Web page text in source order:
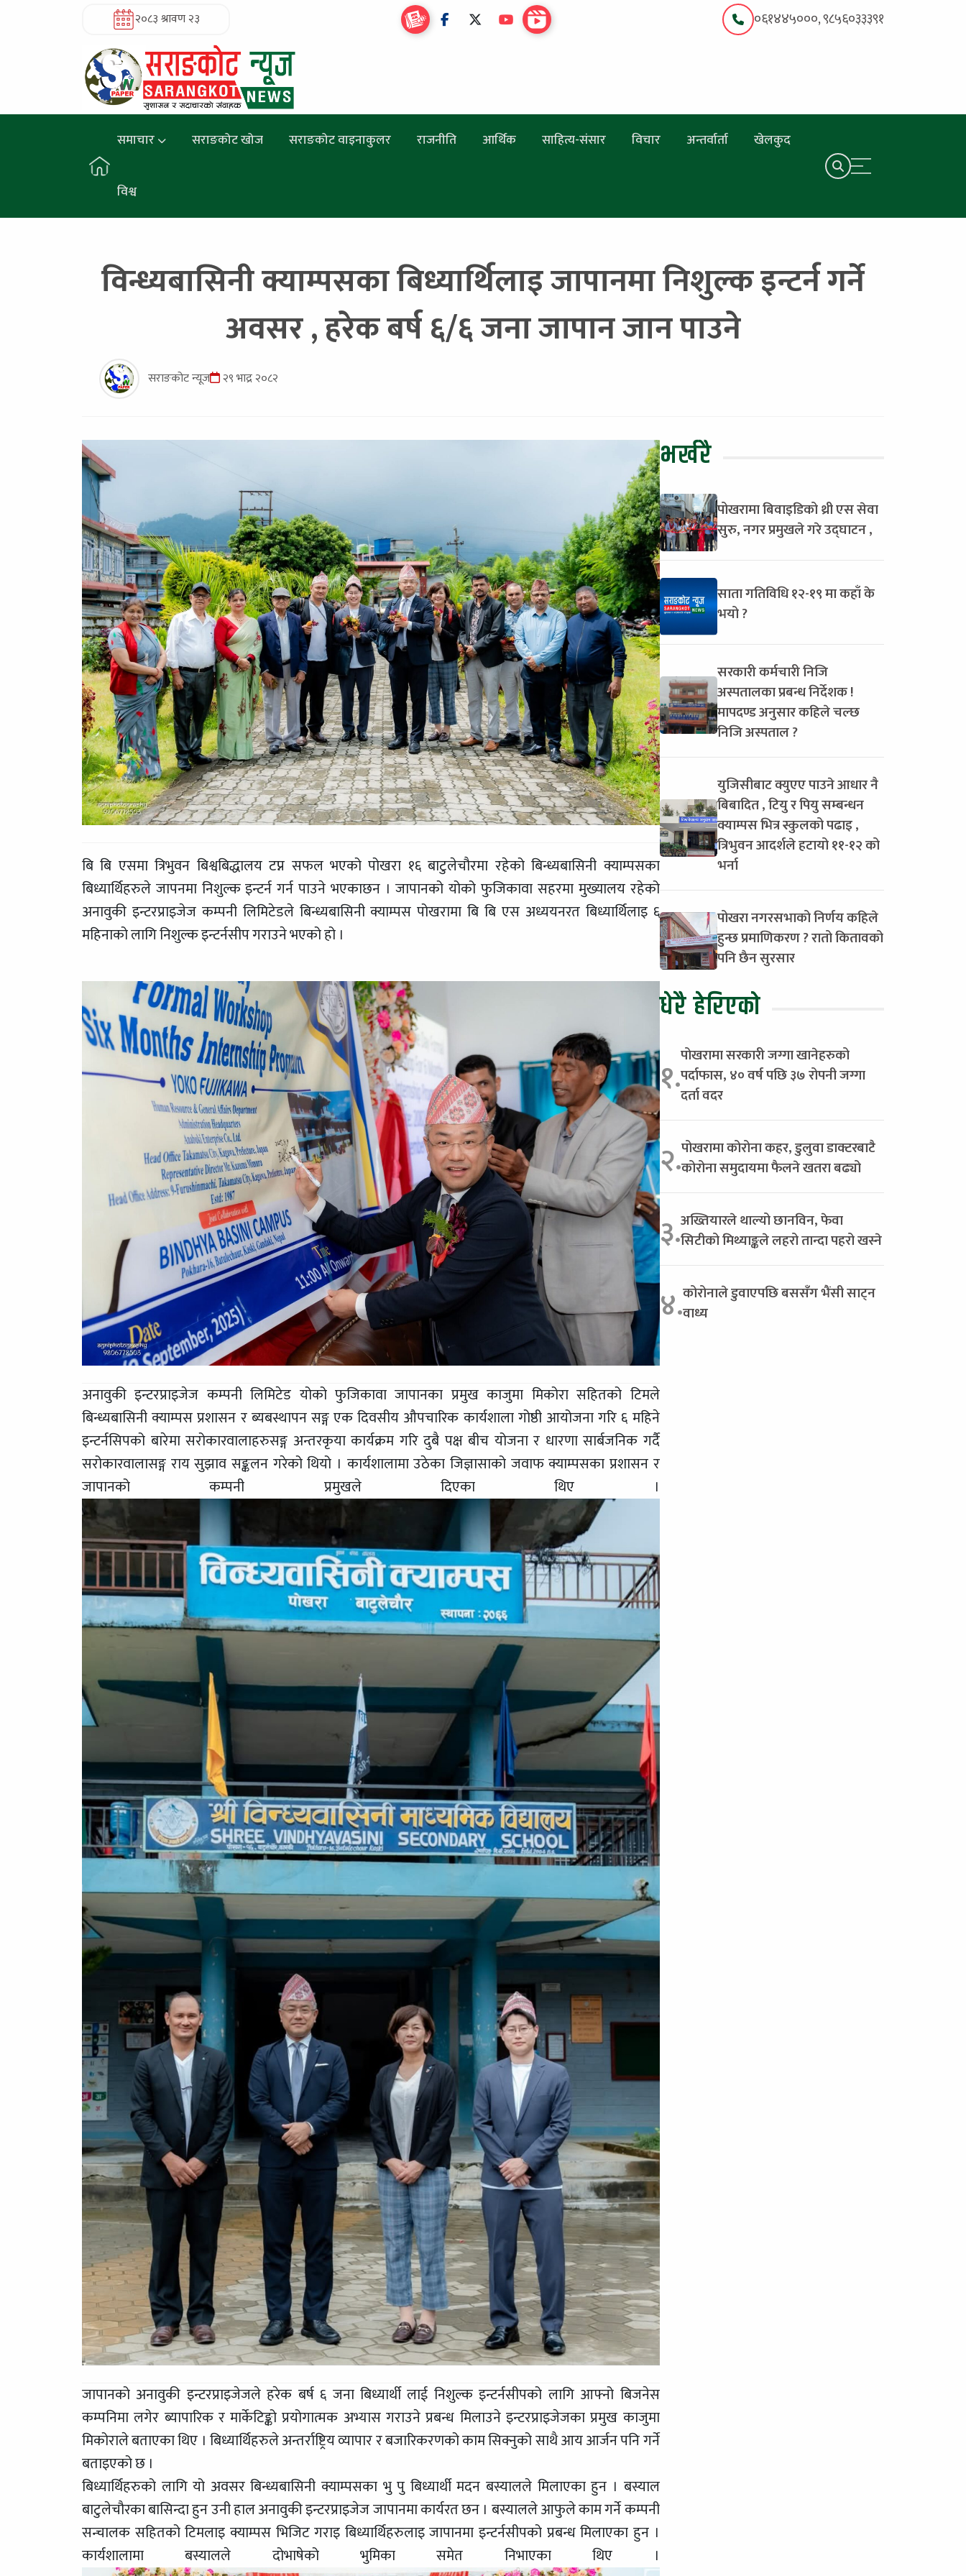
२०८३ श्रावण २३ ०६१४४५०००, ९८५६०३३३९१
समाचार सराङकोट खोज सराङकोट वाइनाकुलर राजनीति आर्थिक साहित्य-संसार विचार अन्तर्वार्ता खेलकुद
विश्व
विन्ध्यबासिनी क्याम्पसका बिध्यार्थिलाइ जापानमा निशुल्क इन्टर्न गर्ने
अवसर , हरेक बर्ष ६/६ जना जापान जान पाउने
सराङकोट न्यूज २९ भाद्र २०८२
बि बि एसमा त्रिभुवन बिश्वबिद्धालय टप्न सफल भएको पोखरा १६ बाटुलेचौरमा रहेको बिन्ध्यबासिनी क्याम्पसका
बिध्यार्थिहरुले जापनमा निशुल्क इन्टर्न गर्न पाउने भएकाछन । जापानको योको फुजिकावा सहरमा मुख्यालय रहेको
अनावुकी इन्टरप्राइजेज कम्पनी लिमिटेडले बिन्ध्यबासिनी क्याम्पस पोखरामा बि बि एस अध्ययनरत बिध्यार्थिलाइ ६
महिनाको लागि निशुल्क इन्टर्नसीप गराउने भएको हो ।
अनावुकी इन्टरप्राइजेज कम्पनी लिमिटेड योको फुजिकावा जापानका प्रमुख काजुमा मिकोरा सहितको टिमले
बिन्ध्यबासिनी क्याम्पस प्रशासन र ब्यबस्थापन सङ्ग एक दिवसीय औपचारिक कार्यशाला गोष्ठी आयोजना गरि ६ महिने
इन्टर्नसिपको बारेमा सरोकारवालाहरुसङ्ग अन्तरकृया कार्यक्रम गरि दुबै पक्ष बीच योजना र धारणा सार्बजनिक गर्दै
सरोकारवालासङ्ग राय सुझाव सङ्कलन गरेको थियो । कार्यशालामा उठेका जिज्ञासाको जवाफ क्याम्पसका प्रशासन र
जापानको कम्पनी प्रमुखले दिएका थिए ।
जापानको अनावुकी इन्टरप्राइजेजले हरेक बर्ष ६ जना बिध्यार्थी लाई निशुल्क इन्टर्नसीपको लागि आफ्नो बिजनेस
कम्पनिमा लगेर ब्यापारिक र मार्केटिङ्को प्रयोगात्मक अभ्यास गराउने प्रबन्ध मिलाउने इन्टरप्राइजेजका प्रमुख काजुमा
मिकोराले बताएका थिए । बिध्यार्थिहरुले अन्तर्राष्ट्रिय व्यापार र बजारिकरणको काम सिक्नुको साथै आय आर्जन पनि गर्ने
बताइएको छ ।
बिध्यार्थिहरुको लागि यो अवसर बिन्ध्यबासिनी क्याम्पसका भु पु बिध्यार्थी मदन बस्यालले मिलाएका हुन । बस्याल
बाटुलेचौरका बासिन्दा हुन उनी हाल अनावुकी इन्टरप्राइजेज जापानमा कार्यरत छन । बस्यालले आफुले काम गर्ने कम्पनी
सन्चालक सहितको टिमलाइ क्याम्पस भिजिट गराइ बिध्यार्थिहरुलाइ जापानमा इन्टर्नसीपको प्रबन्ध मिलाएका हुन ।
कार्यशालामा बस्यालले दोभाषेको भुमिका समेत निभाएका थिए ।
भर्खरै
पोखरामा बिवाइडिको थ्री एस सेवा
सुरु, नगर प्रमुखले गरे उद्घाटन ,
साता गतिविधि १२-१९ मा कहाँ के
भयो ?
सरकारी कर्मचारी निजि
अस्पतालका प्रबन्ध निर्देशक !
मापदण्ड अनुसार कहिले चल्छ
निजि अस्पताल ?
युजिसीबाट क्युएए पाउने आधार नै
बिबादित , टियु र पियु सम्बन्धन
क्याम्पस भित्र स्कुलको पढाइ ,
त्रिभुवन आदर्शले हटायो ११-१२ को
भर्ना
पोखरा नगरसभाको निर्णय कहिले
हुन्छ प्रमाणिकरण ? रातो कितावको
पनि छैन सुरसार
धेरै हेरिएको
१.पोखरामा सरकारी जग्गा खानेहरुको
पर्दाफास, ४० वर्ष पछि ३७ रोपनी जग्गा
दर्ता वदर
२.पोखरामा कोरोना कहर, डुलुवा डाक्टरबाटै
कोरोना समुदायमा फैलने खतरा बढ्यो
३.अख्तियारले थाल्यो छानविन, फेवा
सिटीको मिथ्याङ्कले लहरो तान्दा पहरो खस्ने
४.कोरोनाले डुवाएपछि बससँग भैंसी साट्न
वाध्य